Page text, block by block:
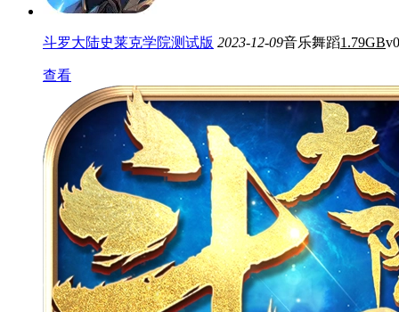
斗罗大陆史莱克学院测试版 2023-12-09音乐舞蹈1.79GB
查看